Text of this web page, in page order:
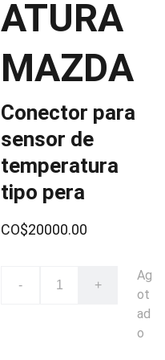
ATURA
MAZDA
Conector para
sensor de
temperatura
tipo pera
CO$20000.00
- +
Ag
ot
ad
o